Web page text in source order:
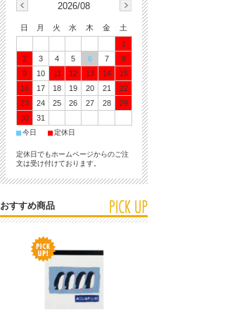
2026/08
日 月 火 水 木 金
土
1
2
3 4 5 6 7
8
9
10 11 12 13 14
15
16
17 18 19 20 21
22
23
24 25 26 27 28
29
30
31
■今日 ■定休日
定休日でもホームページからのご注
文は受け付けております。
おすすめ商品